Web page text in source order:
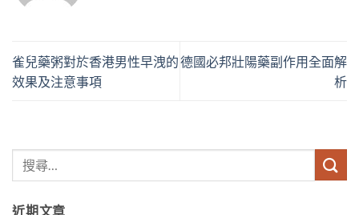
雀兒藥粥對於香港男性早洩的
效果及注意事項
德國必邦壯陽藥副作用全面解
析
近期文章